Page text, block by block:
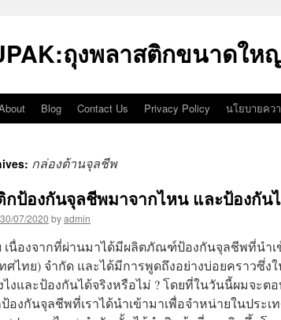
ถุงพลาสติกขนาดให
Blog Contact Us Privacy Policy นโยบายคว
กล่องต้านจุลชีพ
ป้องกันจุลชีพมาจากไหน และป้องกัน
30/07/2020 byadmin
เนื่องจากที่ผ่านมาได้มีผลิตภัณฑ์ป้องกันจุลชีพที่นำ
ศไทย) จำกัด และได้มีการพูดถึงอย่างบ่อยคราวซึ่
ไงและป้องกันได้จริงหรือไม่ ? โดยที่ในวันนี้ผมจะ
องกันจุลชีพที่เราได้นำเข้ามาเพื่อจำหน่ายในประเ